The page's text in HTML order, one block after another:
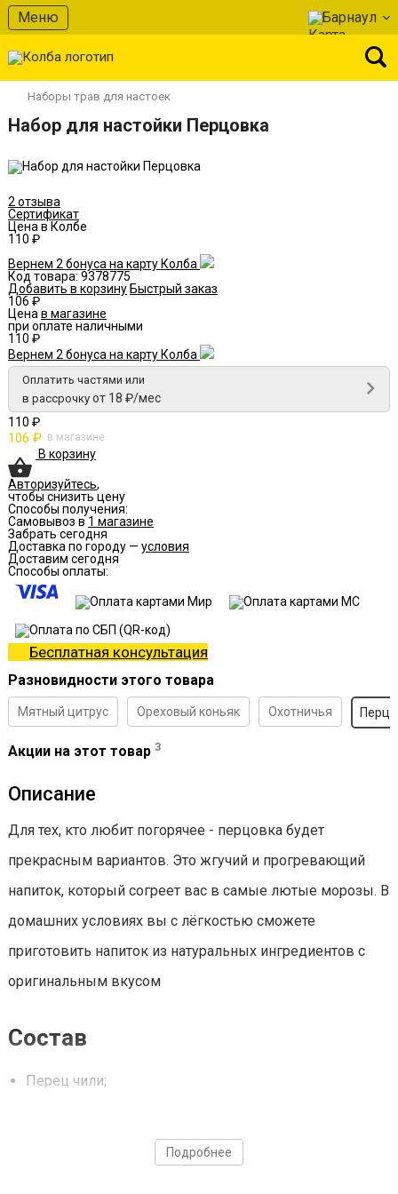
Меню Барнаул
Наборы трав для настоек
Набор для настойки Перцовка
2 отзыва
Сертификат
Цена в Колбе
110 ₽
Вернем 2 бонуса на карту Колба
Код товара: 9378775
В избранное
Добавить в корзину Быстрый заказ
106 ₽
Цена в магазине
при оплате наличными
110 ₽
Вернем 2 бонуса на карту Колба
Оплатить частями или
в рассрочку от 18 ₽/мес
110 ₽
106 ₽ в магазине
В корзину
Авторизуйтесь,
чтобы снизить цену
Способы получения:
Самовывоз в 1 магазине
Забрать сегодня
Доставка по городу — условия
Доставим сегодня
Способы оплаты:
Бесплатная консультация
Разновидности этого товара
Мятный цитрус Ореховый коньяк Охотничья
Акции на этот товар 3
Описание
Для тех, кто любит погорячее - перцовка будет
прекрасным вариантов. Это жгучий и прогревающий
напиток, который согреет вас в самые лютые морозы. В
домашних условиях вы с лёгкостью сможете
приготовить напиток из натуральных ингредиентов с
оригинальным вкусом
Состав
Перец чили;
перец черный (горошек).
Подробнее